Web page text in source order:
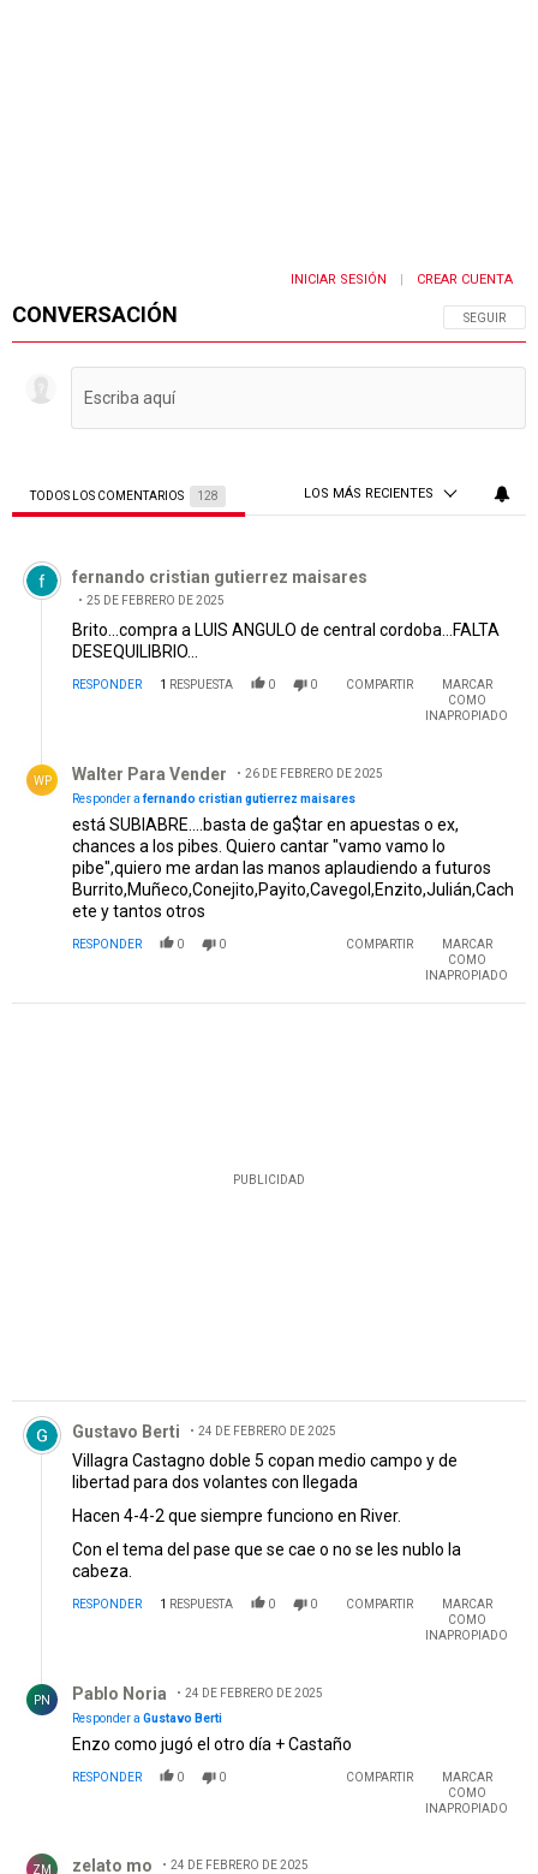
CONVERSACIÓN SIGA ESTA
SEGUIR
INICIAR SESIÓN CREAR CUENTA
TODOS LOS COMENTARIOS 128 LOS MÁS RECIENTES
Comentario de fernando cristian gutierrez maisares.
fernando cristian gutierrez maisares
25 DE FEBRERO DE 2025
Brito...compra a LUIS ANGULO de central cordoba...FALTA
DESEQUILIBRIO...
RESPONDER 1 RESPUESTA 0 0 COMPARTIR
MARCAR
COMO
INAPROPIADO
WP Walter Para Vender
26 DE FEBRERO DE 2025
Responder a fernando cristian gutierrez maisares
está SUBIABRE....basta de ga$tar en apuestas o ex,
chances a los pibes. Quiero cantar "vamo vamo lo
pibe",quiero me ardan las manos aplaudiendo a futuros
Burrito,Muñeco,Conejito,Payito,Cavegol,Enzito,Julián,Cach
ete y tantos otros
RESPONDER 0 0 COMPARTIR
MARCAR
COMO
INAPROPIADO
PUBLICIDAD
Comentario de Gustavo Berti.
Gustavo Berti 24 DE FEBRERO DE 2025
Villagra Castagno doble 5 copan medio campo y de
libertad para dos volantes con llegada
Hacen 4-4-2 que siempre funciono en River.
Con el tema del pase que se cae o no se les nublo la
cabeza.
RESPONDER 1 RESPUESTA 0 0 COMPARTIR
MARCAR
COMO
INAPROPIADO
PN Pablo Noria
24 DE FEBRERO DE 2025
Responder a Gustavo Berti
Enzo como jugó el otro día + Castaño
RESPONDER 0 0 COMPARTIR
MARCAR
COMO
INAPROPIADO
ZM zelato mo 24 DE FEBRERO DE 2025